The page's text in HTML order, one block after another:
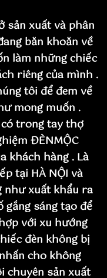
sản xuất và phân
băn khoăn về
làm những chiếc
riêng của mình .
tôi để đem về
mong muốn .
trong tay thợ
ĐÈNMỘC
khách hàng . Là
tại HÀ NỘI và
như xuất khẩu ra
gắng sáng tạo để
với xu hướng
đèn không bị
cho không
chuyên sản xuất